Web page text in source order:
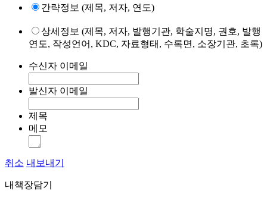
간략정보 (제목, 저자, 연도)
상세정보 (제목, 저자, 발행기관, 학술지명, 권호, 발행
연도, 작성언어, KDC, 자료형태, 수록면, 소장기관, 초록)
수신자 이메일
발신자 이메일
제목
메모
취소 내보내기
내책장담기